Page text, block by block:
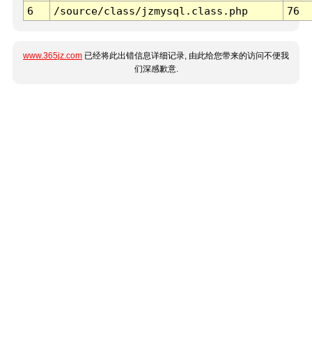
6
/source/class/jzmysql.class.php 76
www.365jz.com 已经将此出错信息详细记录, 由此给您带来的访问不便我
们深感歉意.